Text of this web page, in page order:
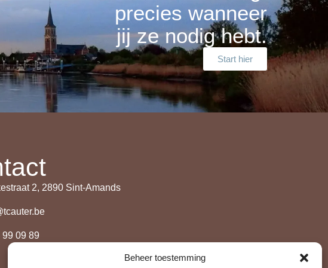
Beheer toestemming
precies wanneer
jij ze nodig hebt.
Start hier
2, 2890 Sint-Amands
99 09 89